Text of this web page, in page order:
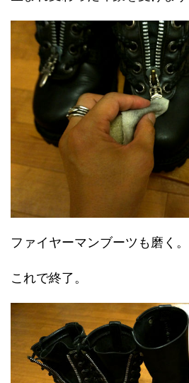
ファイヤーマンブーツも磨く。
これで終了。